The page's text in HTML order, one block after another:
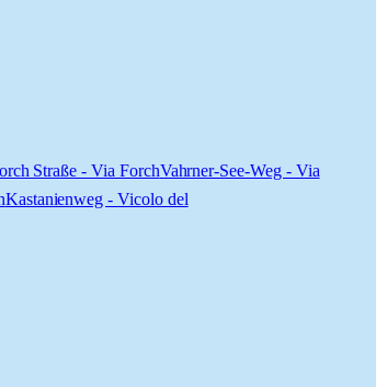
Straße - Via ForchVahrner-See-Weg - Via
Kastanienweg - Vicolo del